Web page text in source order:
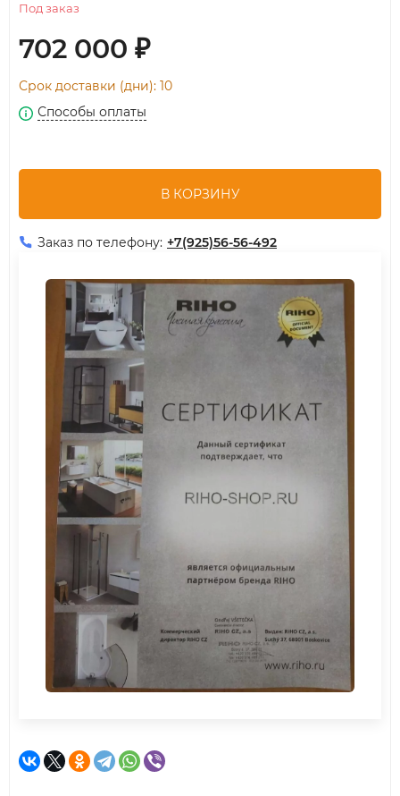
Под заказ
702 000 ₽
Срок доставки (дни): 10
Способы оплаты
В КОРЗИНУ
Заказ по телефону: +7(925)56-56-492